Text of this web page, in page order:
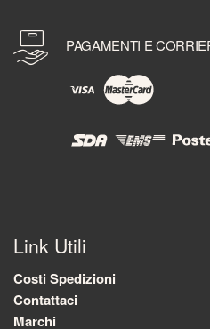
PAGAMENTI E
Link Utili
Costi Spedizioni
Contattaci
Marchi